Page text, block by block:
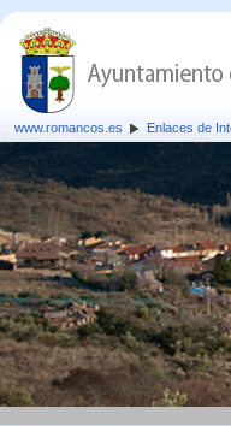
www.romancos.es Enlaces de